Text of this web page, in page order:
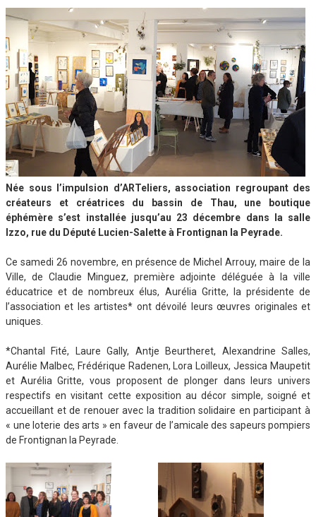
Née sous l’impulsion d’ARTeliers, association regroupant des
créateurs et créatrices du bassin de Thau, une boutique
éphémère s’est installée jusqu’au 23 décembre dans la salle
Izzo, rue du Député Lucien-Salette à Frontignan la Peyrade.
Ce samedi 26 novembre, en présence de Michel Arrouy, maire de la
Ville, de Claudie Minguez, première adjointe déléguée à la ville
éducatrice et de nombreux élus, Aurélia Gritte, la présidente de
l’association et les artistes* ont dévoilé leurs œuvres originales et
uniques.
*Chantal Fité, Laure Gally, Antje Beurtheret, Alexandrine Salles,
Aurélie Malbec, Frédérique Radenen, Lora Loilleux, Jessica Maupetit
et Aurélia Gritte, vous proposent de plonger dans leurs univers
respectifs en visitant cette exposition au décor simple, soigné et
accueillant et de renouer avec la tradition solidaire en participant à
« une loterie des arts » en faveur de l’amicale des sapeurs pompiers
de Frontignan la Peyrade.